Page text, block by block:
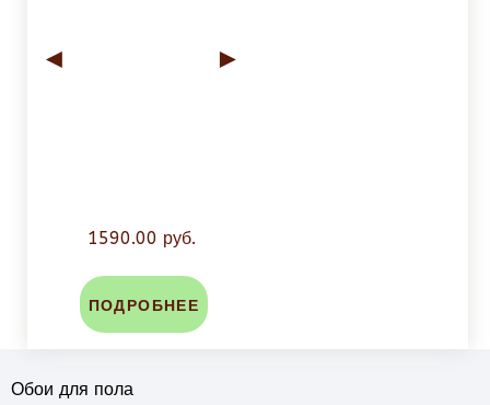
◄ ►
1590.00 руб.
ПОДРОБНЕЕ
Обои для пола